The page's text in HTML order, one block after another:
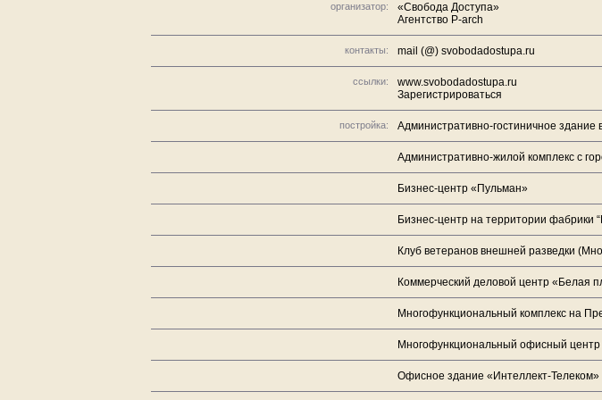
организатор:
«Свобода Доступа»
Агентство P-arch
контакты: mail (@) svobodadostupa.ru
ссылки:
www.svobodadostupa.ru
Зарегистрироваться
постройка: Административно-гостиничное здание
Административно-жилой комплекс с
Бизнес-центр «Пульман»
Бизнес-центр на территории фабрики
Клуб ветеранов внешней разведки
Коммерческий деловой центр «Белая
Многофункциональный комплекс на
Многофункциональный офисный
Офисное здание «Интеллект-Телеком»